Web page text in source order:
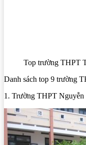
Top trường THPT
Danh sách top 9 trường
1. Trường THPT